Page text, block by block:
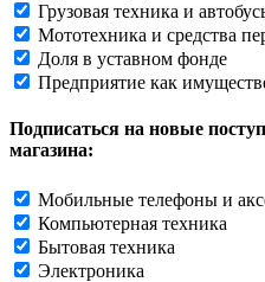
Грузовая техника и
Мототехника и средства
Доля в уставном фонде
Предприятие как
Подписаться на новые
магазина:
Мобильные телефоны и
Компьютерная техника
Бытовая техника
Электроника